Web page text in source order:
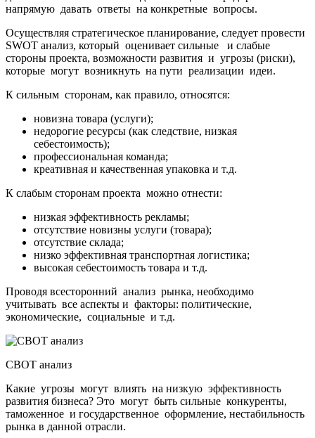
напрямую давать ответы на конкретные вопросы.
Осуществляя стратегическое планирование, следует провести
SWOT анализ, который оценивает сильные и слабые
стороны проекта, возможности развития и угрозы (риски),
которые могут возникнуть на пути реализации идеи.
К сильным сторонам, как правило, относятся:
новизна товара (услуги);
недорогие ресурсы (как следствие, низкая
себестоимость);
профессиональная команда;
креативная и качественная упаковка и т.д.
К слабым сторонам проекта можно отнести:
низкая эффективность рекламы;
отсутствие новизны услуги (товара);
отсутствие склада;
низко эффективная транспортная логистика;
высокая себестоимость товара и т.д.
Проводя всесторонний анализ рынка, необходимо
учитывать все аспекты и факторы: политические,
экономические, социальные и т.д.
СВОТ анализ
Какие угрозы могут влиять на низкую эффективность
развития бизнеса? Это могут быть сильные конкуренты,
таможенное и государственное оформление, нестабильность
рынка в данной отрасли.